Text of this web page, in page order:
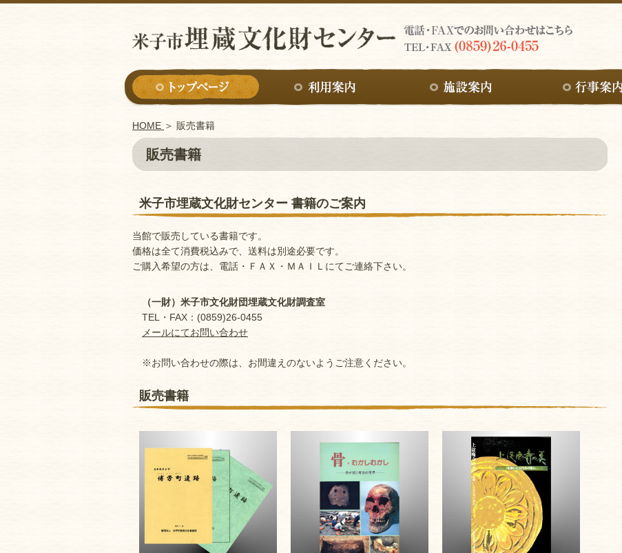
HOME ＞ 販売書籍
販売書籍
米子市埋蔵文化財センター 書籍のご案内
当館で販売している書籍です。
価格は全て消費税込みで、送料は別途必要です。
ご購入希望の方は、電話・ＦＡＸ・ＭＡＩＬにてご連絡下さい。
（一財）米子市文化財団埋蔵文化財調査室
TEL・FAX：(0859)26-0455
メールにてお問い合わせ
※お問い合わせの際は、お間違えのないようご注意ください。
販売書籍